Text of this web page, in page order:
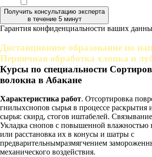
Получить консультацию эксперта
в течение 5 минут
Гарантия конфиденциальности ваших
Дистанционное образование по
Первичная обработка хлопка и
Курсы по специальности
волокна в Абакане
Характеристика работ. Отсортировка
гнилыхснопов сырья в процессе раскрытия
сырья: скирд, стогов иштабелей.
Укладка снопов с повышенной влажностью
или расстановка их в конусы и шатры с
предварительнымразмягчением
механического воздействия.